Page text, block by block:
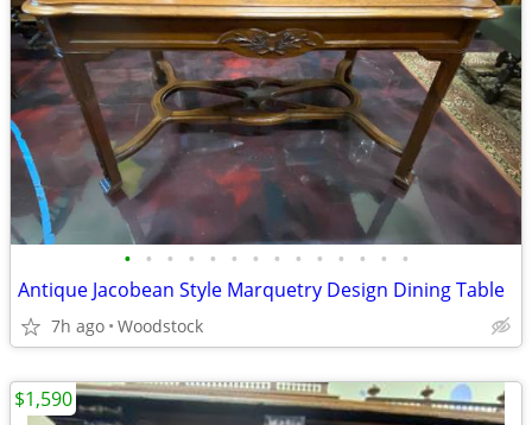
• • • • • • • • • • • • • •
Antique Jacobean Style Marquetry Design Dining Table
7h ago Woodstock
$1,590